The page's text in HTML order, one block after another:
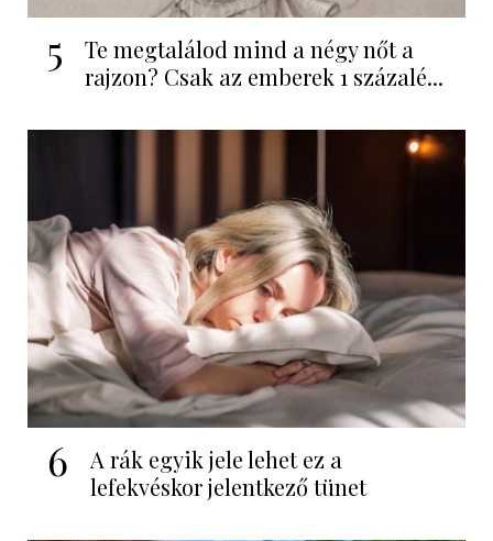
5
Te megtalálod mind a négy nőt a
rajzon? Csak az emberek 1 százalé...
6
A rák egyik jele lehet ez a
lefekvéskor jelentkező tünet